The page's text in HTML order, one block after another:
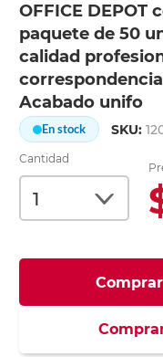
OFFICE DEPOT
paquete de 50
calidad
Acabado unifo
En stock SKU:
Cantidad